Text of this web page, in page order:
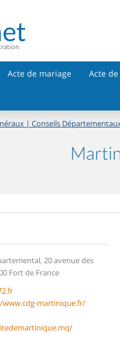
Acte de mariage Acte
| Conseils
20 avenue des
Fort de France
martinique.fr/